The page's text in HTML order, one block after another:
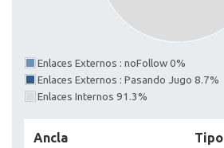
Enlaces Externos : noFollow 0%
Enlaces Externos : Pasando Jugo 8.7%
Enlaces Internos 91.3%
Ancla Tipo